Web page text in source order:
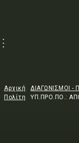
Αρχική ΔΙΑΓΩΝΙΣΜΟΙ -
Πολίτη
ΥΠ.ΠΡΟ.ΠΟ.: